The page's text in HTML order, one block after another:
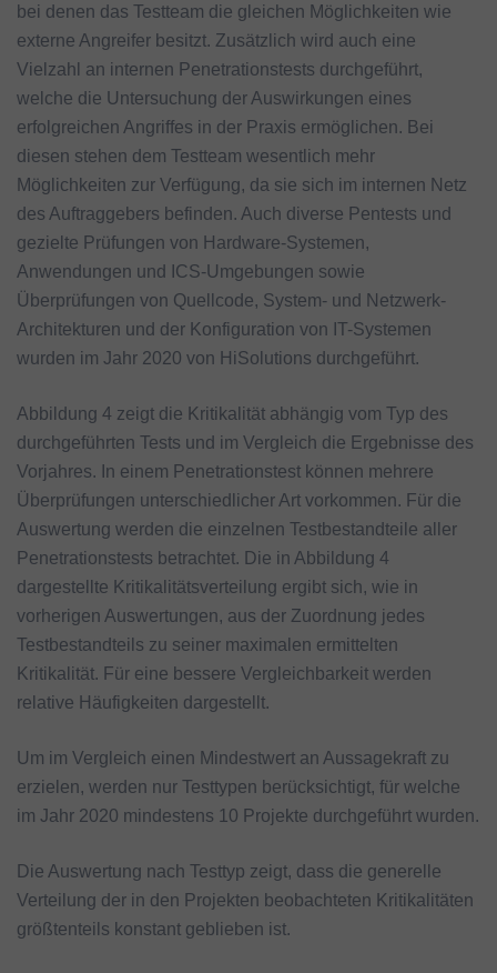
bei denen das Testteam die gleichen Möglichkeiten wie
externe Angreifer besitzt. Zusätzlich wird auch eine
Vielzahl an internen Penetrationstests durchgeführt,
welche die Untersuchung der Auswirkungen eines
erfolgreichen Angriffes in der Praxis ermöglichen. Bei
diesen stehen dem Testteam wesentlich mehr
Möglichkeiten zur Verfügung, da sie sich im internen Netz
des Auftraggebers befinden. Auch diverse Pentests und
gezielte Prüfungen von Hardware-Systemen,
Anwendungen und ICS-Umgebungen sowie
Überprüfungen von Quellcode, System- und Netzwerk-
Architekturen und der Konfiguration von IT-Systemen
wurden im Jahr 2020 von HiSolutions durchgeführt.
Abbildung 4 zeigt die Kritikalität abhängig vom Typ des
durchgeführten Tests und im Vergleich die Ergebnisse des
Vorjahres. In einem Penetrationstest können mehrere
Überprüfungen unterschiedlicher Art vorkommen. Für die
Auswertung werden die einzelnen Testbestandteile aller
Penetrationstests betrachtet. Die in Abbildung 4
dargestellte Kritikalitätsverteilung ergibt sich, wie in
vorherigen Auswertungen, aus der Zuordnung jedes
Testbestandteils zu seiner maximalen ermittelten
Kritikalität. Für eine bessere Vergleichbarkeit werden
relative Häufigkeiten dargestellt.
Um im Vergleich einen Mindestwert an Aussagekraft zu
erzielen, werden nur Testtypen berücksichtigt, für welche
im Jahr 2020 mindestens 10 Projekte durchgeführt wurden.
Die Auswertung nach Testtyp zeigt, dass die generelle
Verteilung der in den Projekten beobachteten Kritikalitäten
größtenteils konstant geblieben ist.